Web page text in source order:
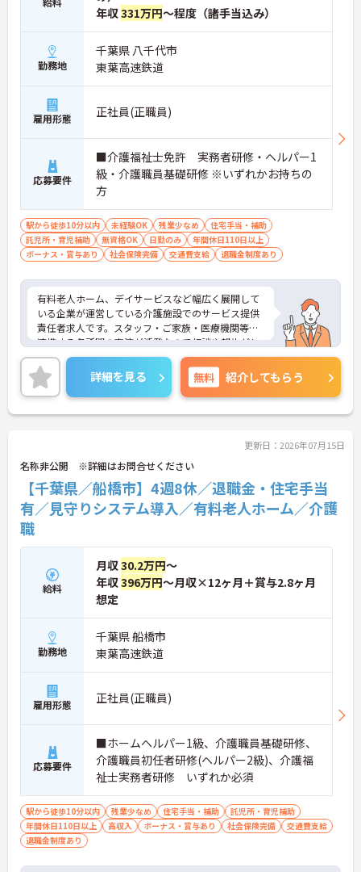
年収331万円～程度（諸手当込み）
勤務地
千葉県 八千代市
東葉高速鉄道
雇用形態 正社員(正職員)
応募要件
■介護福祉士免許 実務者研修・ヘルパー1
級・介護職員基礎研修 ※いずれかお持ちの
方
駅から徒歩10分以内 未経験OK 残業少なめ
住宅手当・補助
託児所・育児補助
無資格OK 日勤のみ
年間休日110日以上
ボーナス・賞与あり
社会保険完備 交通費支給 退職金制度あり
有料老人ホーム、デイサービスなど幅広く展開して
いる企業が運営している介護施設でのサービス提供
責任者求人です。スタッフ・ご家族・医療機関等、
連携する各所間の交流が活発なので相談や報告がし
やすく業務効率が高い環境です。ご興味のある方は
詳細やポイントをお伝え致しますのでお気軽にお問
い合わせ下さいませ。
詳細を見る 無料 紹介してもらう
更新日：2026年07月15日
名称非公開 ※詳細はお問合せください
【千葉県／船橋市】4週8休／退職金・住宅手当
有／見守りシステム導入／有料老人ホーム／介護
職
給料
月収30.2万円～
年収396万円～月収×12ヶ月＋賞与2.8ヶ月
想定
勤務地
千葉県 船橋市
東葉高速鉄道
雇用形態 正社員(正職員)
応募要件
■ホームヘルパー1級、介護職員基礎研修、
介護職員初任者研修(ヘルパー2級)、介護福
祉士実務者研修 いずれか必須
駅から徒歩10分以内 残業少なめ 住宅手当・補助
託児所・育児補助
年間休日110日以上
高収入 ボーナス・賞与あり 社会保険完備
交通費支給
退職金制度あり